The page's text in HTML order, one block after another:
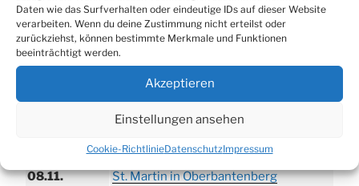
Daten wie das Surfverhalten oder eindeutige IDs auf dieser Website
verarbeiten. Wenn du deine Zustimmung nicht erteilst oder
zurückziehst, können bestimmte Merkmale und Funktionen
beeinträchtigt werden.
Akzeptieren
Einstellungen ansehen
Cookie-RichtlinieDatenschutzImpressum
13.09.
Wandertag
19.09.
Treckertreffen in Hengstenberg
ab 24.09.
Herbstprogramm im Burghaus
Herbstbasar
17.10.
80er/90er–Party
Erzquell Brauerei: Halloween Party
Katharinenball in der Aula
08.11.
St. Martin in Oberbantenberg